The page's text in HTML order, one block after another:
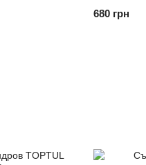
680 грн